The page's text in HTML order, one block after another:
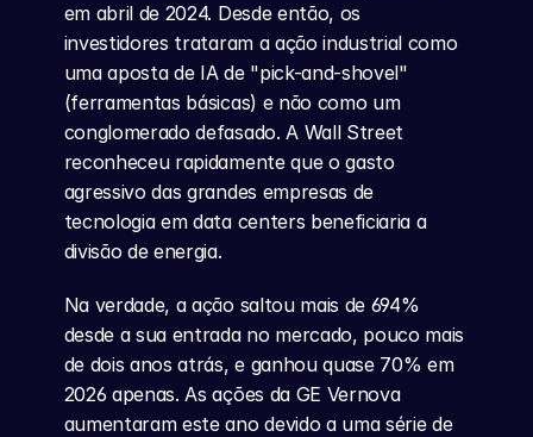
em abril de 2024. Desde então, os
investidores trataram a ação industrial como
uma aposta de IA de "pick-and-shovel"
(ferramentas básicas) e não como um
conglomerado defasado. A Wall Street
reconheceu rapidamente que o gasto
agressivo das grandes empresas de
tecnologia em data centers beneficiaria a
divisão de energia.
Na verdade, a ação saltou mais de 694%
desde a sua entrada no mercado, pouco mais
de dois anos atrás, e ganhou quase 70% em
2026 apenas. As ações da GE Vernova
aumentaram este ano devido a uma série de